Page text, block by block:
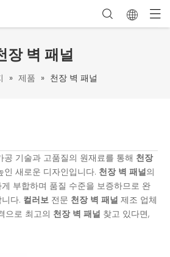
장 벽 패널
» 제품 » 천장 벽 패널
공 기술과 고품질의 원재료를 통해 천장
인 새로운 디자인입니다. 천장 벽 패널의
부합하며 품질 수준을 보증하므로 완
다. 컬러보 전문 천장 벽 패널 제조 업체
으로 최고의 천장 벽 패널 찾고 있다면,